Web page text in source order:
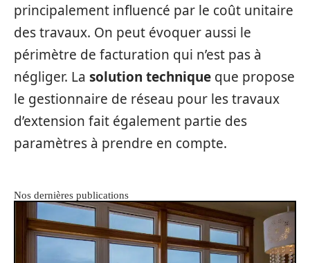
principalement influencé par le coût unitaire
des travaux. On peut évoquer aussi le
périmètre de facturation qui n’est pas à
négliger. La solution technique que propose
le gestionnaire de réseau pour les travaux
d’extension fait également partie des
paramètres à prendre en compte.
Nos dernières publications